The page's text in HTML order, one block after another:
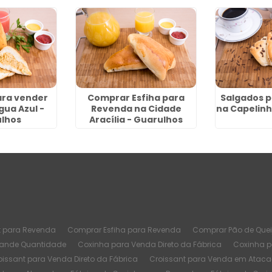
vender
Azul -
Comprar Esfiha para
Revenda na Cidade
Aracília - Guarulhos
Salgados
na
Revenda Comprar Esfiha para Revenda Comprar Pão de
Quantidade Coxinha para Venda Direto da Fábrica
Coxinha
para Venda Direto da Fábrica Croissant para Venda em